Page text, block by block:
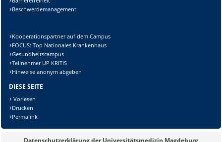
Beschwerdemanagement
Kooperationspartner auf dem Campus
FOCUS: Top Nationales Krankenhaus
Gesundheitscampus
Teilnehmer UP KRITIS
Hinweise anonym abgeben
DIESE SEITE
Vorlesen
Drucken
Permalink
Datenschutzerklärung der Universitätsmedizin Magdeburg